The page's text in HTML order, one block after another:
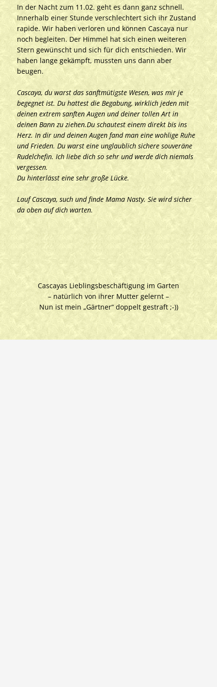
In der Nacht zum 11.02. geht es dann ganz schnell.
Innerhalb einer Stunde verschlechtert sich ihr Zustand
rapide. Wir haben verloren und können Cascaya nur
noch begleiten. Der Himmel hat sich einen weiteren
Stern gewünscht und sich für dich entschieden. Wir
haben lange gekämpft, mussten uns dann aber
beugen.
Cascaya, du warst das sanftmütigste Wesen, was mir je
begegnet ist. Du hattest die Begabung, wirklich jeden mit
deinen extrem sanften Augen und deiner tollen Art in
deinen Bann zu ziehen.Du schautest einem direkt bis ins
Herz. In dir und deinen Augen fand man eine wohlige Ruhe
und Frieden. Du warst eine unglaublich sichere souveräne
Rudelchefin. Ich liebe dich so sehr und werde dich niemals
vergessen.
Du hinterlässt eine sehr große Lücke.
Lauf Cascaya, such und finde Mama Nasty. Sie wird sicher
da oben auf dich warten.
Cascayas Lieblingsbeschäftigung im Garten
– natürlich von ihrer Mutter gelernt –
Nun ist mein „Gärtner“ doppelt gestraft ;-))